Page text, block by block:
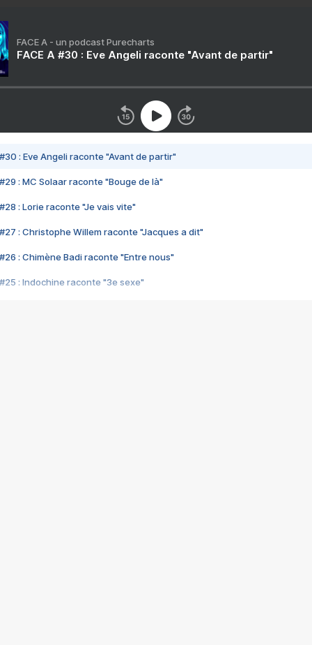
FACE A - un podcast Purecharts
FACE A #30 : Eve Angeli raconte "Avant de partir"
#30 : Eve Angeli raconte "Avant de partir"
#29 : MC Solaar raconte "Bouge de là"
#28 : Lorie raconte "Je vais vite"
#27 : Christophe Willem raconte "Jacques a dit"
#26 : Chimène Badi raconte "Entre nous"
#25 : Indochine raconte "3e sexe"